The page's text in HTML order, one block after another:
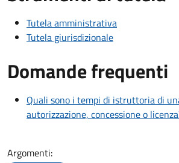
Tutela amministrativa
Tutela giurisdizionale
Domande frequenti
Quali sono i tempi di istruttoria di
autorizzazione, concessione o
Argomenti: